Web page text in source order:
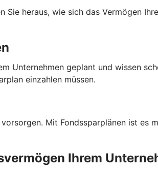
Sie heraus, wie sich das Vermögen
Unternehmen geplant und wissen
einzahlen müssen.
Mit Fondssparplänen ist es
Ihrem